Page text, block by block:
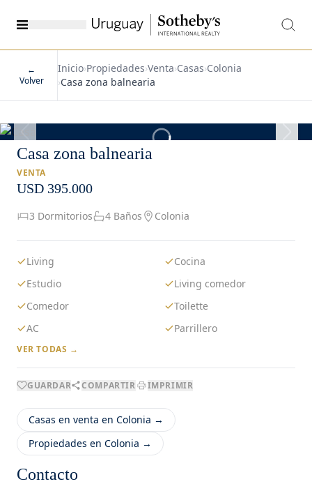
←
Volver
Inicio›Propiedades›Venta›Casas›Colonia
›Casa zona balnearia
Casa zona balnearia
VENTA
USD 395.000
3 Dormitorios 4 Baños Colonia
Living
Cocina
Estudio
Living comedor
Comedor
Toilette
AC
Parrillero
VER TODAS →
GUARDAR COMPARTIR IMPRIMIR
Casas en venta en Colonia →
Propiedades en Colonia →
Contacto